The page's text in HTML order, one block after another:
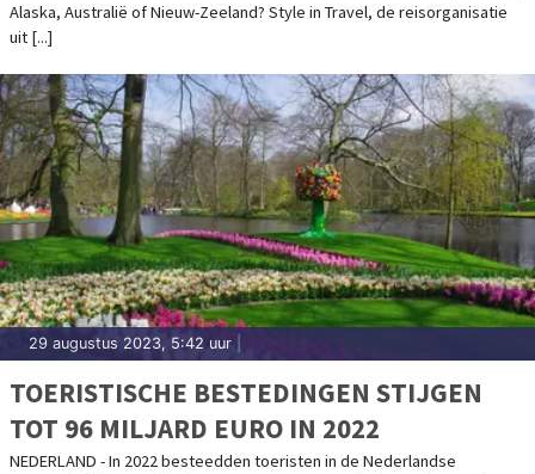
Alaska, Australië of Nieuw-Zeeland? Style in Travel, de reisorganisatie
uit [...]
29 augustus 2023, 5:42 uur
TOERISTISCHE BESTEDINGEN STIJGEN
TOT 96 MILJARD EURO IN 2022
NEDERLAND - In 2022 besteedden toeristen in de Nederlandse